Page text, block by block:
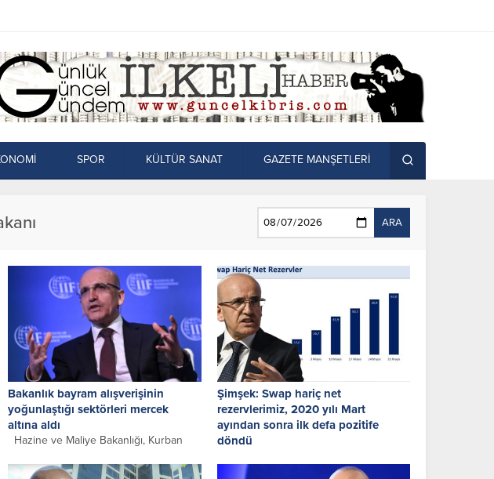
SPOR KÜLTÜR SANAT GAZETE MANŞETLERİ
ARA
Bakanlık bayram alışverişinin
yoğunlaştığı sektörleri mercek
altına aldı
Hazine ve Maliye Bakanlığı, Kurban
yoğunlaştığı sektörlere yönelik denetim
Şimşek: Swap hariç net
rezervlerimiz, 2020 yılı Mart
ayından sonra ilk defa pozitife
döndü
31 Mayıs haftasında net rezervler 1